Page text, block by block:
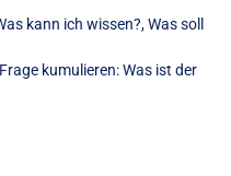
kann ich wissen?, Was soll
kumulieren: Was ist der